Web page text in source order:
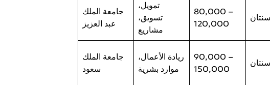
جامعة الملك
عبد العزيز
تمويل،
تسويق،
مشاريع
80,000 –
120,000
سنتان
جامعة الملك
سعود
ريادة الأعمال،
موارد بشرية
90,000 –
150,000
سنتان